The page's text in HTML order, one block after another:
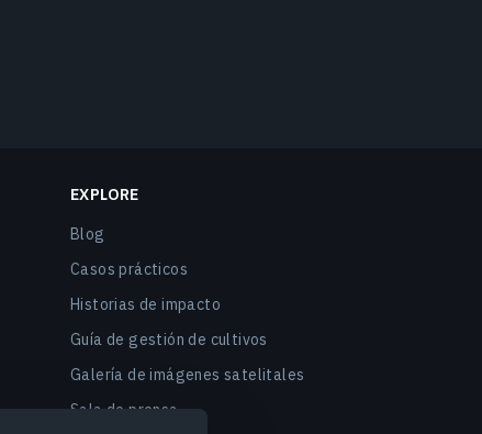
EXPLORE
Blog
Casos prácticos
Historias de impacto
Guía de gestión de cultivos
Galería de imágenes satelitales
Sala de prensa